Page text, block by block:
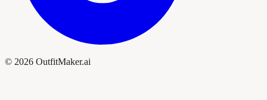
© 2026 OutfitMaker.ai